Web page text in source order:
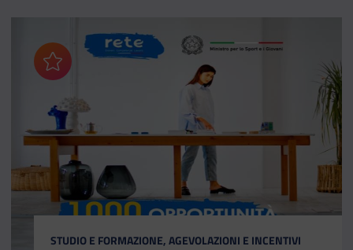
Aggiungi ai preferiti
CATEGORIA:
STUDIO E FORMAZIONE, AGEVOLAZIONI E INCENTIVI